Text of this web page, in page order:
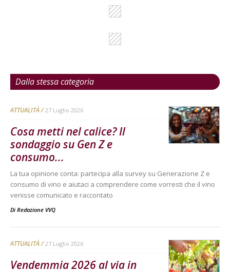
Dalla stessa categoria
ATTUALITÀ 27 Luglio 2026
Cosa metti nel calice? Il
sondaggio su Gen Z e
consumo...
La tua opinione conta: partecipa alla survey su Generazione Z e
consumo di vino e aiutaci a comprendere come vorresti che il vino
venisse comunicato e raccontato
Di Redazione VVQ
ATTUALITÀ 27 Luglio 2026
Vendemmia 2026 al via in